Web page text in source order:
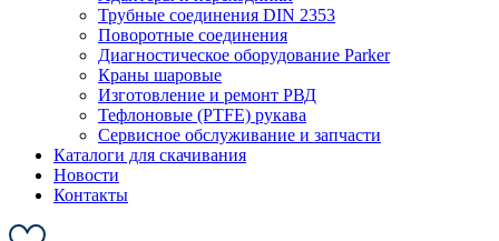
Трубные соединения DIN 2353
Поворотные соединения
Диагностическое оборудование Parker
Краны шаровые
Изготовление и ремонт РВД
Тефлоновые (PTFE) рукава
Сервисное обслуживание и запчасти
Каталоги для скачивания
Новости
Контакты